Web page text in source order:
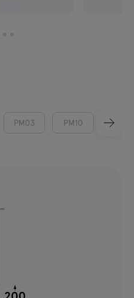
PM03 PM10
PM20